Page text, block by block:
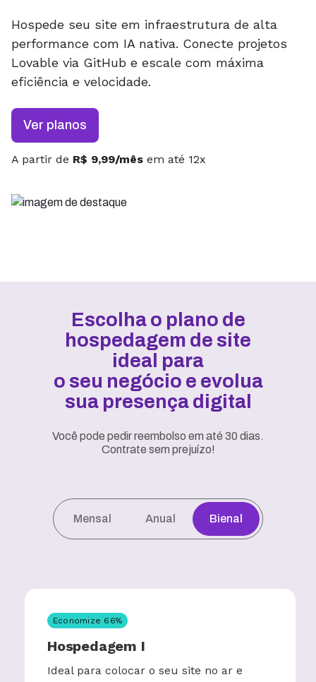
Hospede seu site em infraestrutura de alta
performance com IA nativa. Conecte projetos
Lovable via GitHub e escale com máxima
eficiência e velocidade.
Ver planos
A partir de R$ 9,99/mês em até 12x
Escolha o plano de
hospedagem de site
ideal para
o seu negócio e evolua
sua presença digital
Você pode pedir reembolso em até 30 dias.
Contrate sem prejuízo!
Mensal Anual Bienal
Economize 66%
Hospedagem I
Ideal para colocar o seu site no ar e